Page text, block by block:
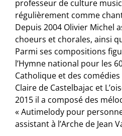
professeur de culture
régulièrement comme
Depuis 2004 Olivier Michel
choeurs et chorales, ainsi
Parmi ses compositions
l’Hymne national pour les
Catholique et des
Claire de Castelbajac et
2015 il a composé des
« Autimelody pour
assistant à l’Arche de Jean